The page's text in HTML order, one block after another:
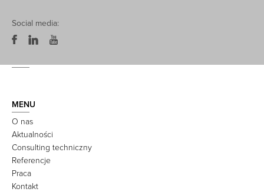
Social media:
MENU
O nas
Aktualności
Consulting techniczny
Referencje
Praca
Kontakt